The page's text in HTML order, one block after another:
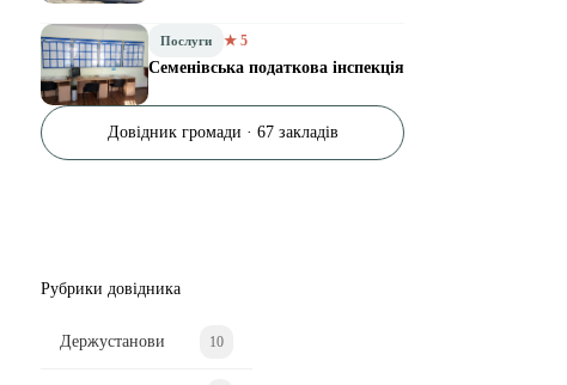
Послуги ★ 5
Семенівська податкова інспекція
Довідник громади · 67 закладів
Рубрики довідника
Держустанови 10